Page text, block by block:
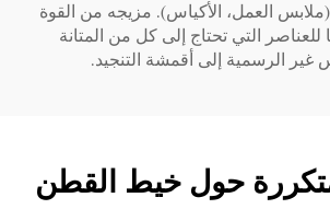
(ملابس العمل، الأكياس). مزيجه من القوة
للعناصر التي تحتاج إلى كل من المتانة
غير الرسمية إلى أقمشة التنجيد.
حول خيط القطن